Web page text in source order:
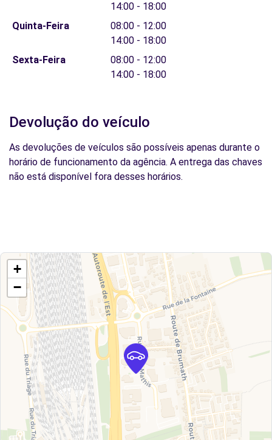
14:00 - 18:00
Quinta-Feira
08:00 - 12:00
14:00 - 18:00
Sexta-Feira
08:00 - 12:00
14:00 - 18:00
Devolução do veículo
As devoluções de veículos são possíveis apenas durante o
horário de funcionamento da agência. A entrega das chaves
não está disponível fora desses horários.
+
−